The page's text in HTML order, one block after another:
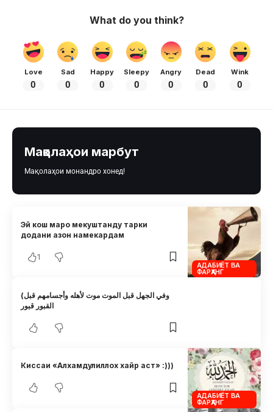
What do you think?
Love
0
Sad
0
Happy
0
Sleepy
0
Angry
0
Dead
0
Wink
0
Мақолаҳои марбут
Мақолаҳои монандро хонед!
АДАБИЁТ ВА
ФАРҲАНГ
Эй кош маро мекуштанду тарки
додани азон намекардам
1
(وفي الجهل قبل الموت موت لأهله وأجسامهم قبل
القبور قبور
АДАБИЁТ ВА
ФАРҲАНГ
Киссаи «Алхамдулиллох хайр аст» :)))